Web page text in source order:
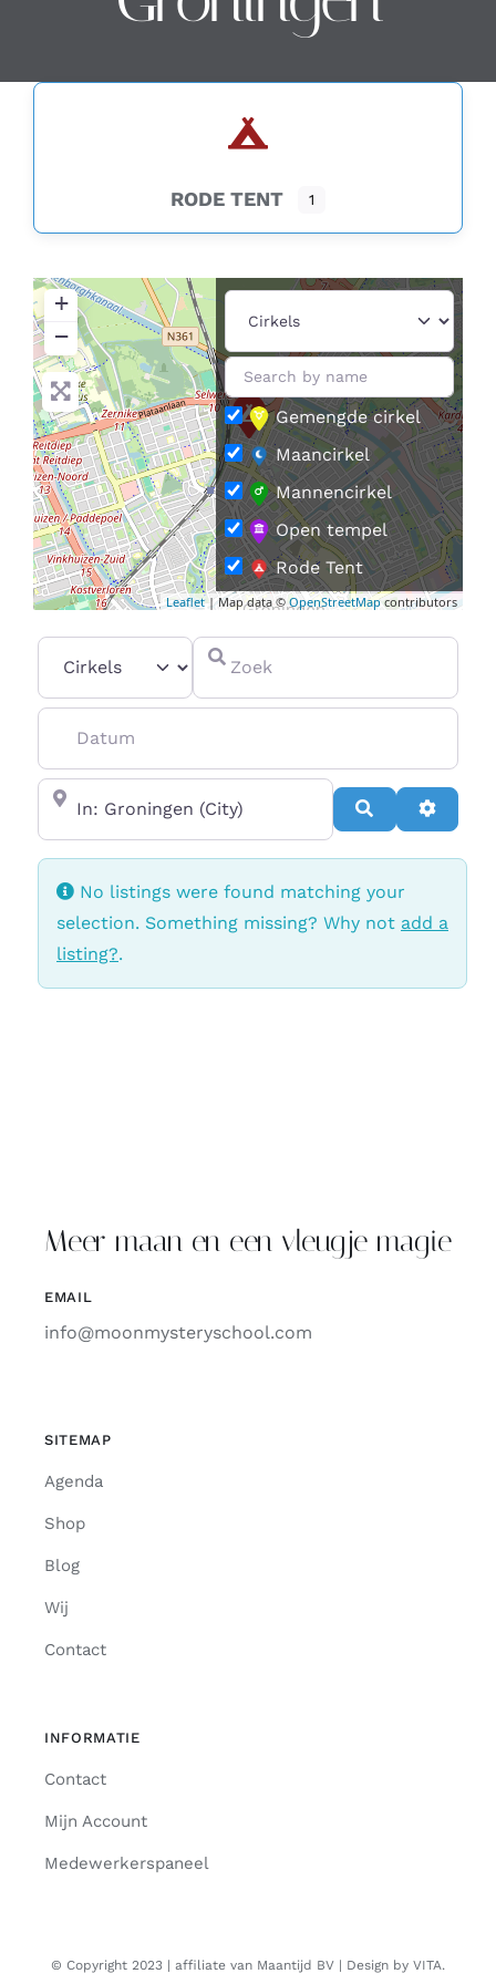
RODE TENT 1
+
−
Leaflet| Map data © OpenStreetMapcontributors
Gemengde cirkel
Maancirkel
Mannencirkel
Open tempel
Rode Tent
Vrouwencirkel
Zoek
In de buurt van
Search
No listings were found matching your
selection. Something missing? Why not add a
listing?.
Meer maan en een vleugje magie
EMAIL
info@moonmysteryschool.com
SITEMAP
Agenda
Shop
Blog
Wij
Contact
INFORMATIE
Contact
Mijn Account
Medewerkerspaneel
© Copyright 2023 | affiliate van Maantijd BV | Design by VITA.